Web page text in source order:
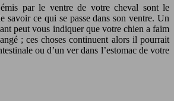
par le ventre de votre cheval sont le
savoir ce qui se passe dans son ventre. Un
peut vous indiquer que votre chien a faim
; ces choses continuent alors il pourrait
ou d’un ver dans l’estomac de votre